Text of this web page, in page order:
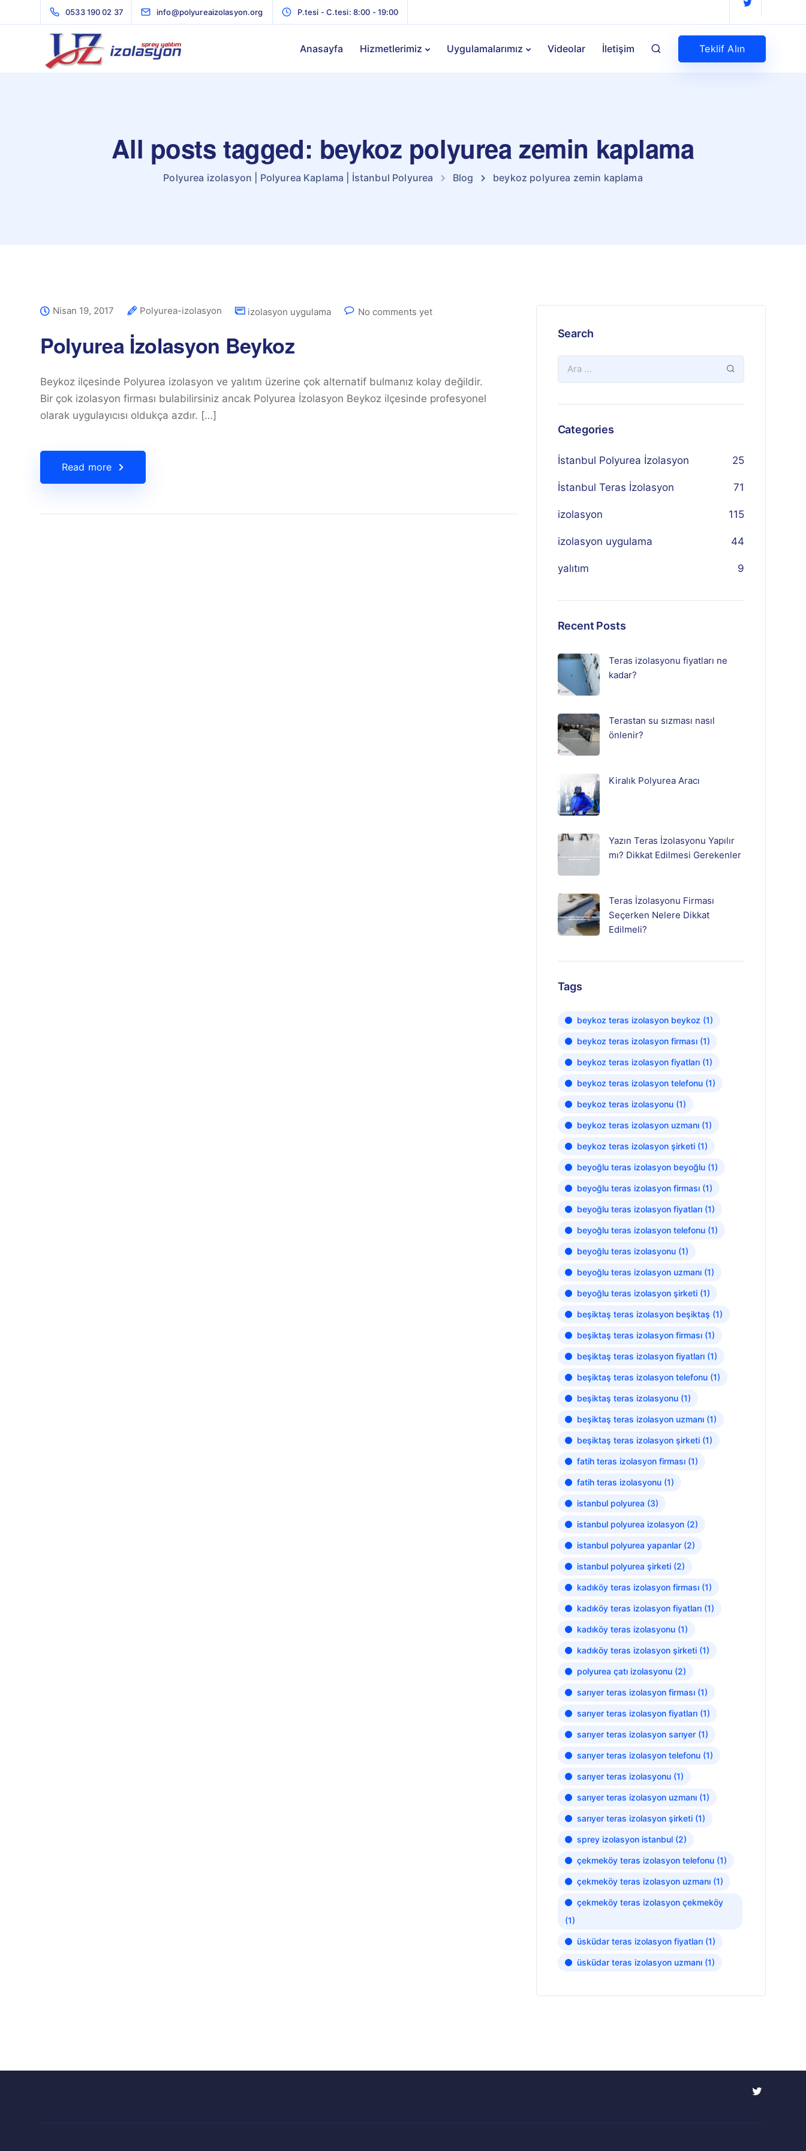
0533 190 02 37 info@polyureaizolasyon.org P.tesi - C.tesi: 8:00 - 19:00
Anasayfa Hizmetlerimiz Uygulamalarımız Videolar İletişim Teklif Alın
All posts tagged: beykoz polyurea zemin kaplama
Polyurea izolasyon | Polyurea Kaplama | İstanbul Polyurea Blog beykoz polyurea zemin kaplama
Nisan 19, 2017 Polyurea-izolasyon izolasyon uygulama No comments yet
Polyurea İzolasyon Beykoz
Beykoz ilçesinde Polyurea izolasyon ve yalıtım üzerine çok alternatif bulmanız kolay değildir.
Bir çok izolasyon firması bulabilirsiniz ancak Polyurea İzolasyon Beykoz ilçesinde profesyonel
olarak uygulayıcısı oldukça azdır. […]
Read more
Search
Categories
İstanbul Polyurea İzolasyon 25
İstanbul Teras İzolasyon 71
izolasyon 115
izolasyon uygulama 44
yalıtım 9
Recent Posts
Teras izolasyonu fiyatları ne
kadar?
Terastan su sızması nasıl
önlenir?
Kiralık Polyurea Aracı
Yazın Teras İzolasyonu Yapılır
mı? Dikkat Edilmesi Gerekenler
Teras İzolasyonu Firması
Seçerken Nelere Dikkat
Edilmeli?
Tags
beykoz teras izolasyon beykoz (1)
beykoz teras izolasyon firması(1)
beykoz teras izolasyon fiyatları(1)
beykoz teras izolasyon telefonu(1)
beykoz teras izolasyonu(1)
beykoz teras izolasyon uzmanı(1)
beykoz teras izolasyon şirketi(1)
beyoğlu teras izolasyon beyoğlu(1)
beyoğlu teras izolasyon firması(1)
beyoğlu teras izolasyon fiyatları(1)
beyoğlu teras izolasyon telefonu(1)
beyoğlu teras izolasyonu(1)
beyoğlu teras izolasyon uzmanı(1)
beyoğlu teras izolasyon şirketi(1)
beşiktaş teras izolasyon beşiktaş (1)
beşiktaş teras izolasyon firması(1)
beşiktaş teras izolasyon fiyatları(1)
beşiktaş teras izolasyon telefonu(1)
beşiktaş teras izolasyonu(1)
beşiktaş teras izolasyon uzmanı(1)
beşiktaş teras izolasyon şirketi(1)
fatih teras izolasyon firması(1)
fatih teras izolasyonu(1)
istanbul polyurea (3)
istanbul polyurea izolasyon(2)
istanbul polyurea yapanlar(2)
istanbul polyurea şirketi(2)
kadıköy teras izolasyon firması(1)
kadıköy teras izolasyon fiyatları(1)
kadıköy teras izolasyonu(1)
kadıköy teras izolasyon şirketi(1)
polyurea çatı izolasyonu(2)
sarıyer teras izolasyon firması(1)
sarıyer teras izolasyon fiyatları(1)
sarıyer teras izolasyon sarıyer(1)
sarıyer teras izolasyon telefonu(1)
sarıyer teras izolasyonu(1)
sarıyer teras izolasyon uzmanı(1)
sarıyer teras izolasyon şirketi(1)
sprey izolasyon istanbul(2)
çekmeköy teras izolasyon telefonu(1)
çekmeköy teras izolasyon uzmanı(1)
çekmeköy teras izolasyon çekmeköy
(1)
üsküdar teras izolasyon fiyatları(1)
üsküdar teras izolasyon uzmanı(1)